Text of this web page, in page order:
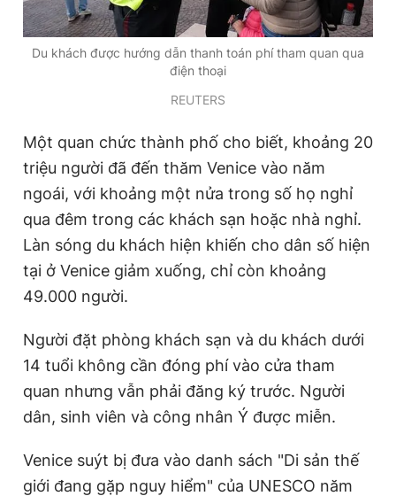
Du khách được hướng dẫn thanh toán phí tham quan qua
điện thoại
REUTERS
Một quan chức thành phố cho biết, khoảng 20
triệu người đã đến thăm Venice vào năm
ngoái, với khoảng một nửa trong số họ nghỉ
qua đêm trong các khách sạn hoặc nhà nghỉ.
Làn sóng du khách hiện khiến cho dân số hiện
tại ở Venice giảm xuống, chỉ còn khoảng
49.000 người.
Người đặt phòng khách sạn và du khách dưới
14 tuổi không cần đóng phí vào cửa tham
quan nhưng vẫn phải đăng ký trước. Người
dân, sinh viên và công nhân Ý được miễn.
Venice suýt bị đưa vào danh sách "Di sản thế
giới đang gặp nguy hiểm" của UNESCO năm